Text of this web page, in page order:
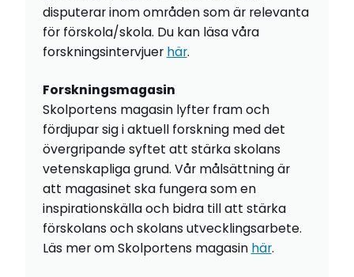
disputerar inom områden som är relevanta
för förskola/skola. Du kan läsa våra
forskningsintervjuer här.
Forskningsmagasin
Skolportens magasin lyfter fram och
fördjupar sig i aktuell forskning med det
övergripande syftet att stärka skolans
vetenskapliga grund. Vår målsättning är
att magasinet ska fungera som en
inspirationskälla och bidra till att stärka
förskolans och skolans utvecklingsarbete.
Läs mer om Skolportens magasin här.